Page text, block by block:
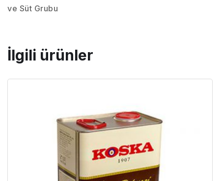
ve Süt Grubu
İlgili ürünler